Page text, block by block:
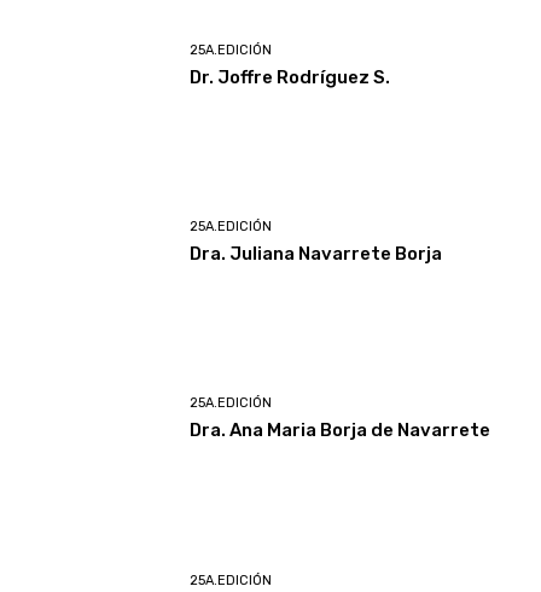
25A.EDICIÓN
Dr. Joffre Rodríguez S.
25A.EDICIÓN
Dra. Juliana Navarrete Borja
25A.EDICIÓN
Dra. Ana Maria Borja de Navarrete
25A.EDICIÓN